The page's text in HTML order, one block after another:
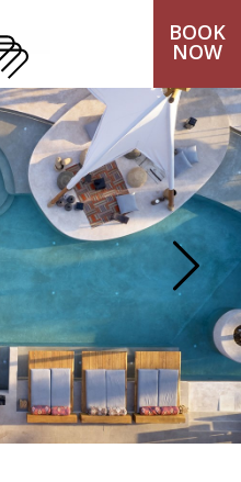
BOOK
NOW
Next